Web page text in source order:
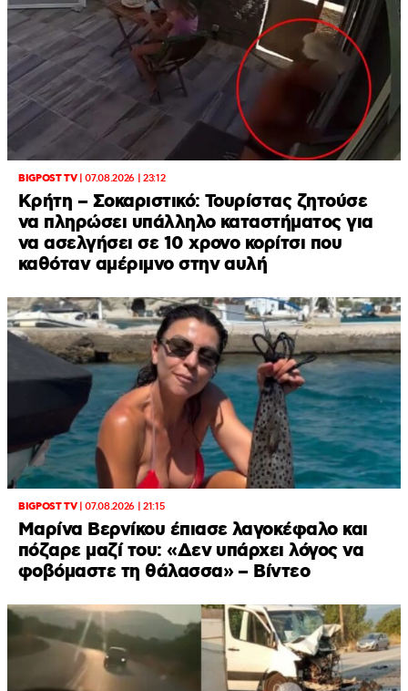
BIGPOST TV|07.08.2026 | 23:12
Κρήτη – Σοκαριστικό: Τουρίστας ζητούσε
να πληρώσει υπάλληλο καταστήματος για
να ασελγήσει σε 10 χρονο κορίτσι που
καθόταν αμέριμνο στην αυλή
BIGPOST TV|07.08.2026 | 21:15
Μαρίνα Βερνίκου έπιασε λαγοκέφαλο και
πόζαρε μαζί του: «Δεν υπάρχει λόγος να
φοβόμαστε τη θάλασσα» – Βίντεο